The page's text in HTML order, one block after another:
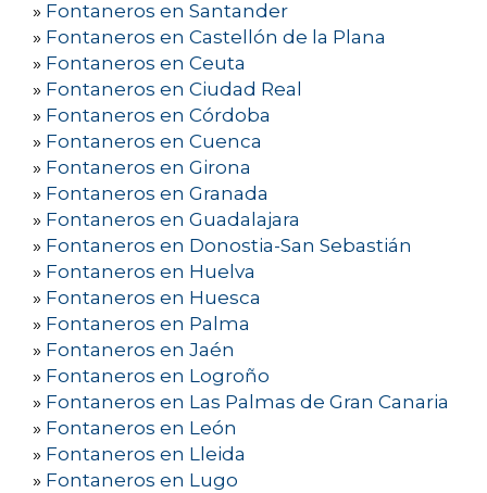
» Fontaneros en Santander
» Fontaneros en Castellón de la Plana
» Fontaneros en Ceuta
» Fontaneros en Ciudad Real
» Fontaneros en Córdoba
» Fontaneros en Cuenca
» Fontaneros en Girona
» Fontaneros en Granada
» Fontaneros en Guadalajara
» Fontaneros en Donostia-San Sebastián
» Fontaneros en Huelva
» Fontaneros en Huesca
» Fontaneros en Palma
» Fontaneros en Jaén
» Fontaneros en Logroño
» Fontaneros en Las Palmas de Gran Canaria
» Fontaneros en León
» Fontaneros en Lleida
» Fontaneros en Lugo